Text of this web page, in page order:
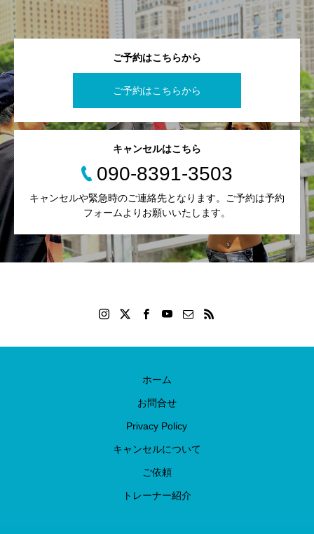
ご予約はこちらから
ご予約はこちらから
キャンセルはこちら
090-8391-3503
キャンセルや緊急時のご連絡先となります。ご予約は予約
フォームよりお願いいたします。
ホーム
お問合せ
Privacy Policy
キャンセルについて
ご依頼
トレーナー紹介